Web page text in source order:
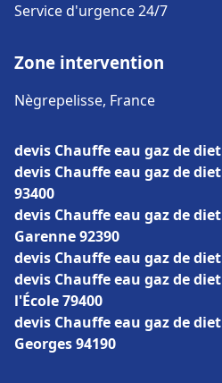
Service d'urgence 24/7
Zone intervention
Nègrepelisse, France
devis Chauffe eau gaz de
devis Chauffe eau gaz de
93400
devis Chauffe eau gaz de
Garenne 92390
devis Chauffe eau gaz de
devis Chauffe eau gaz de
l'École 79400
devis Chauffe eau gaz de
Georges 94190